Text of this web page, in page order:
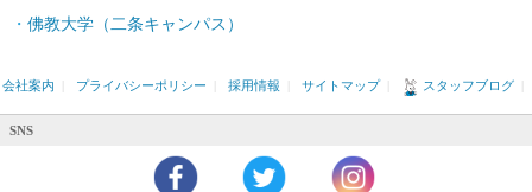
佛教大学（二条キャンパス）
会社案内 プライバシーポリシー 採用情報 サイトマップ スタッフブログ
SNS